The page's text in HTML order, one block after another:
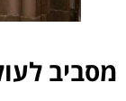
מסביב